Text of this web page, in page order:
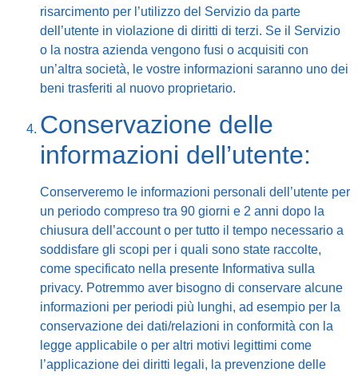
risarcimento per l’utilizzo del Servizio da parte
dell’utente in violazione di diritti di terzi. Se il Servizio
o la nostra azienda vengono fusi o acquisiti con
un’altra società, le vostre informazioni saranno uno dei
beni trasferiti al nuovo proprietario.
Conservazione delle
informazioni dell’utente:
Conserveremo le informazioni personali dell’utente per
un periodo compreso tra 90 giorni e 2 anni dopo la
chiusura dell’account o per tutto il tempo necessario a
soddisfare gli scopi per i quali sono state raccolte,
come specificato nella presente Informativa sulla
privacy. Potremmo aver bisogno di conservare alcune
informazioni per periodi più lunghi, ad esempio per la
conservazione dei dati/relazioni in conformità con la
legge applicabile o per altri motivi legittimi come
l’applicazione dei diritti legali, la prevenzione delle